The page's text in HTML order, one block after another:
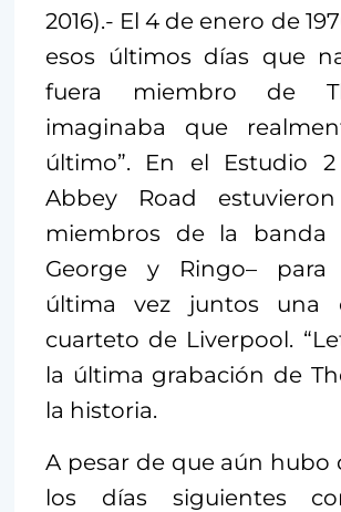
2016).- El 4 de enero de
esos últimos días que
fuera miembro de
imaginaba que
último”. En el Estudio
Abbey Road
miembros de la banda
George y Ringo–
última vez juntos una
cuarteto de Liverpool.
la última grabación de
la historia.
A pesar de que aún hubo
los días siguientes